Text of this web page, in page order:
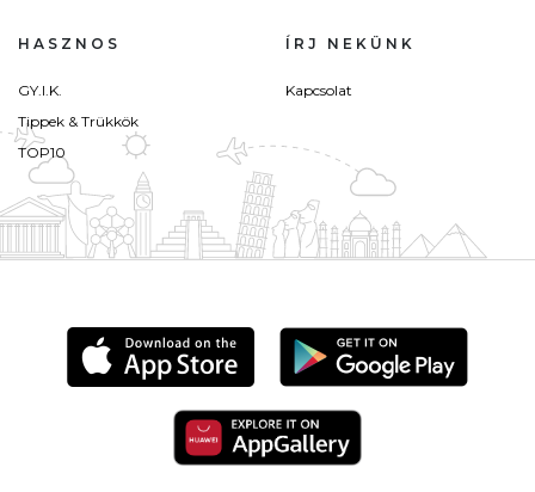
HASZNOS
GY.I.K.
Tippek & Trükkök
TOP10
ÍRJ NEKÜNK
Kapcsolat